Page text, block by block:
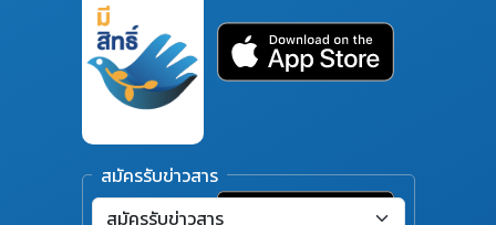
สมัครรับข่าวสาร